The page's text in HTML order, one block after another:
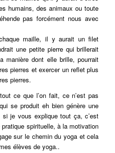
humains, des animaux ou toute
pas forcément nous avec
maille, il y aurait un filet
une petite pierre qui brillerait
dont elle brille, pourrait
pierres et exercer un reflet plus
pierres.
ce que l’on fait, ce n’est pas
se produit eh bien génère une
si je vous explique tout ça, c’est
spirituelle, à la motivation
sur le chemin du yoga et cela
élèves de yoga..